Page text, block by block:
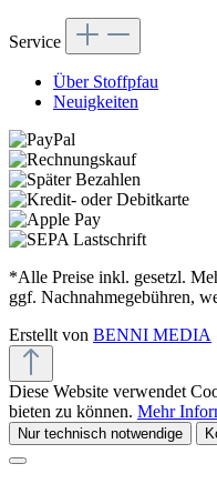
Service
Über Stoffpfau
Neuigkeiten
*Alle Preise inkl. gesetzl.
ggf. Nachnahmegebühren,
Erstellt von BENNI MEDIA
Diese Website verwendet
bieten zu können. Mehr
Nur technisch notwendige